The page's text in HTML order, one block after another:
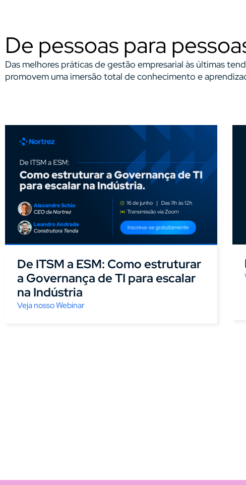
De pessoas para
Das melhores práticas de gestão empresarial às últimas
promovem uma imersão total de conhecimento e
De ITSM a ESM: Como estruturar
a Governança de TI para escalar
na Indústria
Veja nosso Webinar